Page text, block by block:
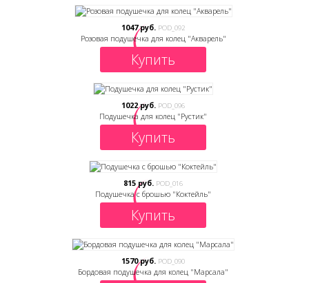
1047 руб. POD_092
Розовая подушечка для колец "Акварель"
Купить
1022 руб. POD_096
Подушечка для колец "Рустик"
Купить
815 руб. POD_016
Подушечка с брошью "Коктейль"
Купить
1570 руб. POD_090
Бордовая подушечка для колец "Марсала"